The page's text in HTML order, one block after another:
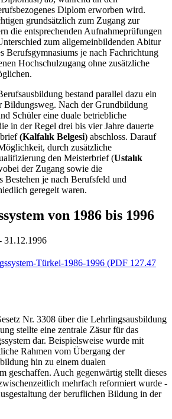
Diplom erworben wird.
grundsätzlich zum Zugang zur
die entsprechenden Aufnahmeprüfungen
zum allgemeinbildenden Abitur
Berufsgymnasiums je nach Fachrichtung
Hochschulzugang ohne zusätzliche
bestand parallel dazu ein
Bildungsweg. Nach der Grundbildung
Schüler eine duale betriebliche
in der Regel drei bis vier Jahre dauerte
(Kalfalık Belgesi) abschloss. Darauf
durch zusätzliche
den Meisterbrief (Ustalık
der Zugang sowie die
Bestehen je nach Berufsfeld und
geregelt waren.
von 1986 bis 1996
31.12.1996
Türkei-1986-1996 (PDF 127.47
Nr. 3308 über die Lehrlingsausbildung
stellte eine zentrale Zäsur für das
dar. Beispielsweise wurde mit
Rahmen vom Übergang der
hin zu einem dualen
geschaffen. Auch gegenwärtig stellt dieses
mehrfach reformiert wurde -
der beruflichen Bildung in der